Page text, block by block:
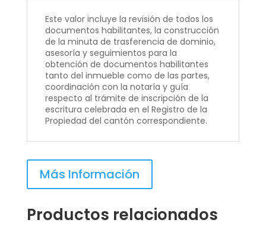
Este valor incluye la revisión de todos los
documentos habilitantes, la construcción
de la minuta de trasferencia de dominio,
asesoría y seguimientos para la
obtención de documentos habilitantes
tanto del inmueble como de las partes,
coordinación con la notaría y guía
respecto al trámite de inscripción de la
escritura celebrada en el Registro de la
Propiedad del cantón correspondiente.
Más Información
Productos relacionados